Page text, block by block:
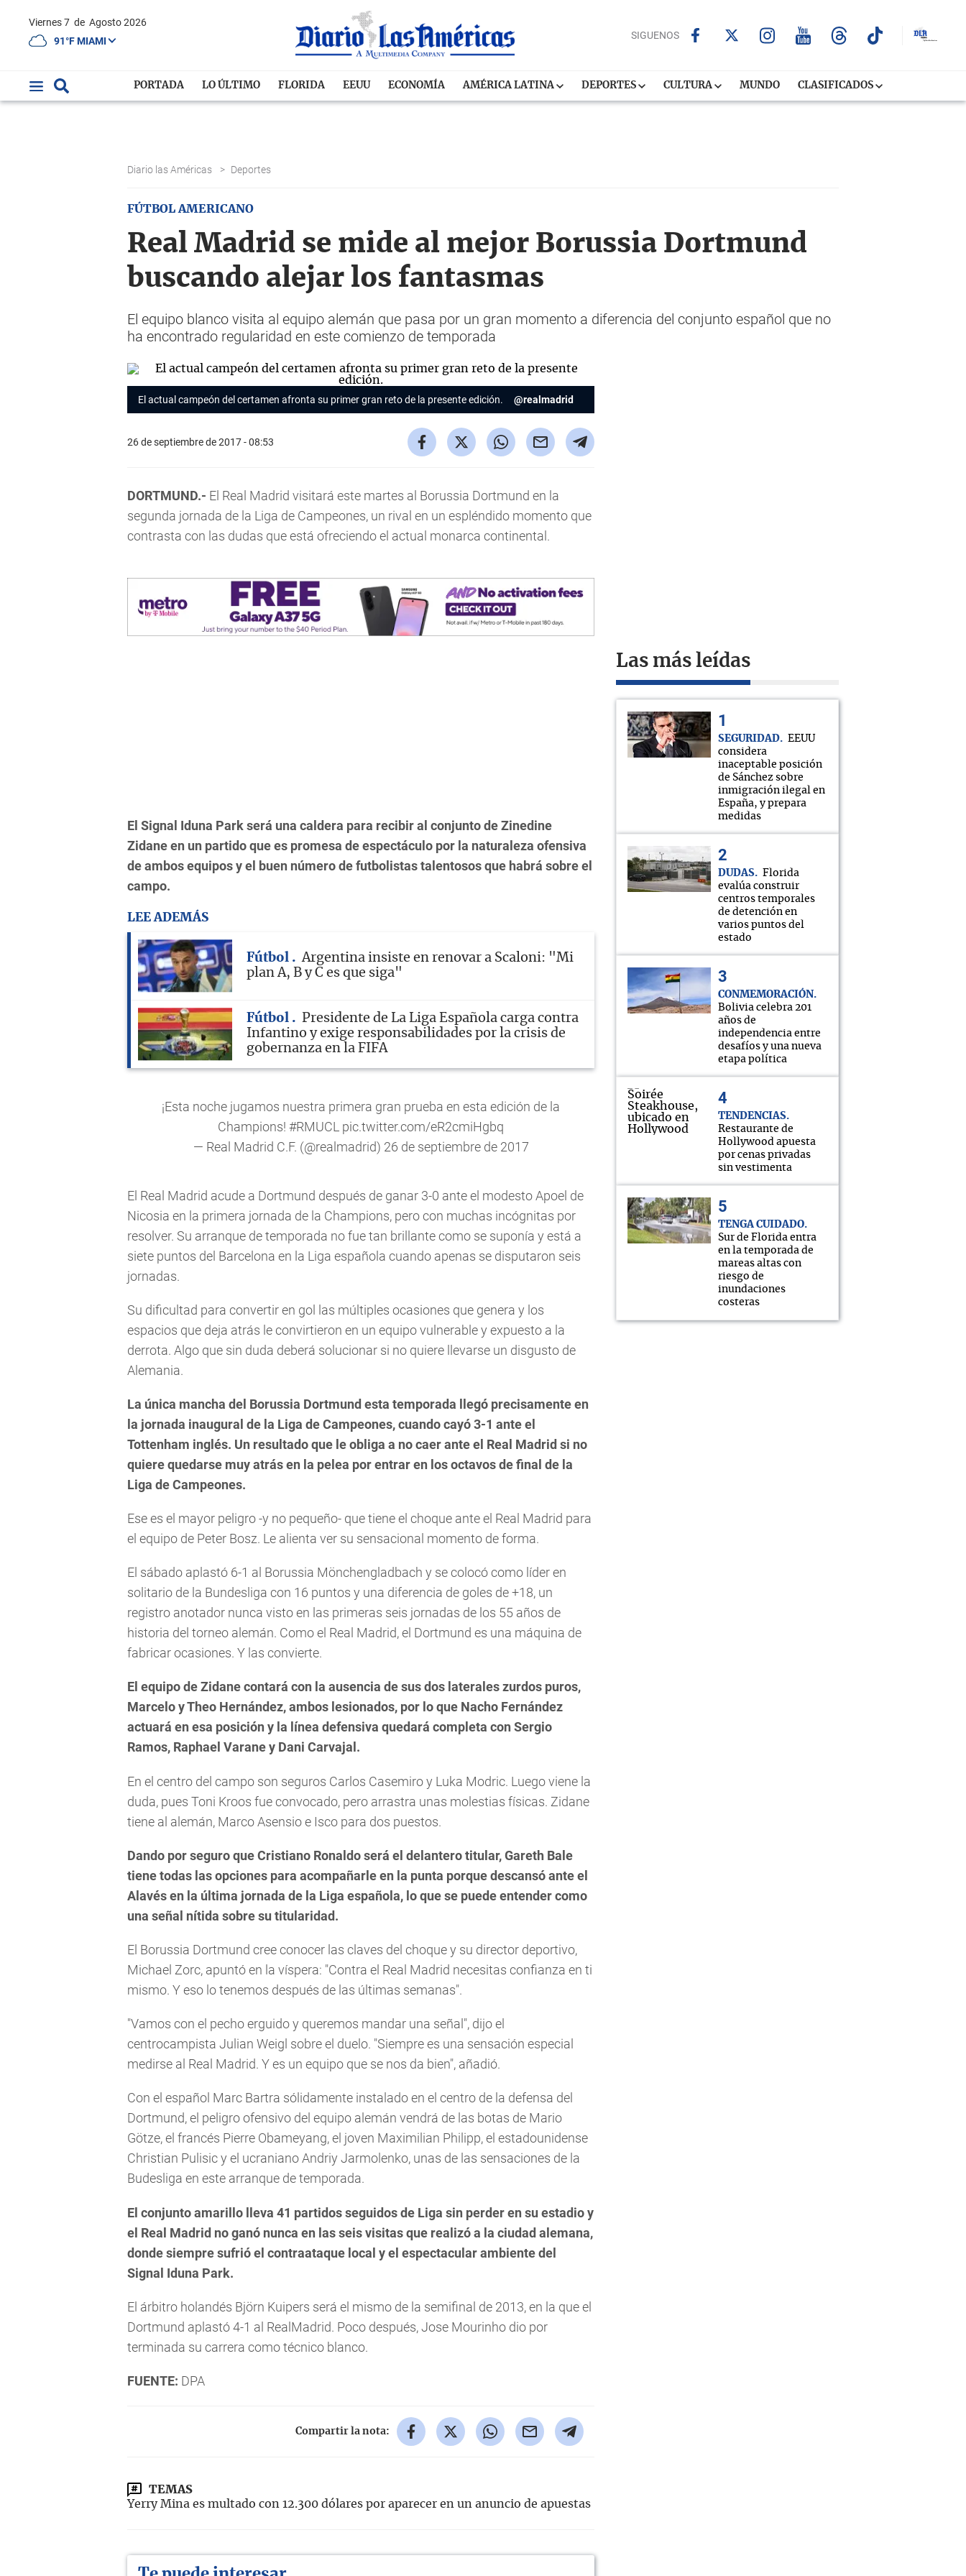
Viernes 7 de Agosto 2026
91°F MIAMI
SIGUENOS
PORTADA LO ÚLTIMO FLORIDA EEUU ECONOMÍA AMÉRICA LATINA DEPORTES CULTURA MUNDO CLASIFICADOS
Diario las Américas > Deportes
FÚTBOL AMERICANO
Real Madrid se mide al mejor Borussia Dortmund
buscando alejar los fantasmas
El equipo blanco visita al equipo alemán que pasa por un gran momento a diferencia del conjunto español que no
ha encontrado regularidad en este comienzo de temporada
El actual campeón del certamen afronta su primer gran reto de la presente edición. @realmadrid
26 de septiembre de 2017 - 08:53
DORTMUND.- El Real Madrid visitará este martes al Borussia Dortmund en la
segunda jornada de la Liga de Campeones, un rival en un espléndido momento que
contrasta con las dudas que está ofreciendo el actual monarca continental.
El Signal Iduna Park será una caldera para recibir al conjunto de Zinedine
Zidane en un partido que es promesa de espectáculo por la naturaleza ofensiva
de ambos equipos y el buen número de futbolistas talentosos que habrá sobre el
campo.
LEE ADEMÁS
Fútbol
Argentina insiste en renovar a Scaloni: "Mi
plan A, B y C es que siga"
Fútbol
Presidente de La Liga Española carga contra
Infantino y exige responsabilidades por la crisis de
gobernanza en la FIFA
¡Esta noche jugamos nuestra primera gran prueba en esta edición de la
Champions! #RMUCL pic.twitter.com/eR2cmiHgbq
— Real Madrid C.F. (@realmadrid) 26 de septiembre de 2017
El Real Madrid acude a Dortmund después de ganar 3-0 ante el modesto Apoel de
Nicosia en la primera jornada de la Champions, pero con muchas incógnitas por
resolver. Su arranque de temporada no fue tan brillante como se suponía y está a
siete puntos del Barcelona en la Liga española cuando apenas se disputaron seis
jornadas.
Su dificultad para convertir en gol las múltiples ocasiones que genera y los
espacios que deja atrás le convirtieron en un equipo vulnerable y expuesto a la
derrota. Algo que sin duda deberá solucionar si no quiere llevarse un disgusto de
Alemania.
La única mancha del Borussia Dortmund esta temporada llegó precisamente en
la jornada inaugural de la Liga de Campeones, cuando cayó 3-1 ante el
Tottenham inglés. Un resultado que le obliga a no caer ante el Real Madrid si no
quiere quedarse muy atrás en la pelea por entrar en los octavos de final de la
Liga de Campeones.
Ese es el mayor peligro -y no pequeño- que tiene el choque ante el Real Madrid para
el equipo de Peter Bosz. Le alienta ver su sensacional momento de forma.
El sábado aplastó 6-1 al Borussia Mönchengladbach y se colocó como líder en
solitario de la Bundesliga con 16 puntos y una diferencia de goles de +18, un
registro anotador nunca visto en las primeras seis jornadas de los 55 años de
historia del torneo alemán. Como el Real Madrid, el Dortmund es una máquina de
fabricar ocasiones. Y las convierte.
El equipo de Zidane contará con la ausencia de sus dos laterales zurdos puros,
Marcelo y Theo Hernández, ambos lesionados, por lo que Nacho Fernández
actuará en esa posición y la línea defensiva quedará completa con Sergio
Ramos, Raphael Varane y Dani Carvajal.
En el centro del campo son seguros Carlos Casemiro y Luka Modric. Luego viene la
duda, pues Toni Kroos fue convocado, pero arrastra unas molestias físicas. Zidane
tiene al alemán, Marco Asensio e Isco para dos puestos.
Dando por seguro que Cristiano Ronaldo será el delantero titular, Gareth Bale
tiene todas las opciones para acompañarle en la punta porque descansó ante el
Alavés en la última jornada de la Liga española, lo que se puede entender como
una señal nítida sobre su titularidad.
El Borussia Dortmund cree conocer las claves del choque y su director deportivo,
Michael Zorc, apuntó en la víspera: "Contra el Real Madrid necesitas confianza en ti
mismo. Y eso lo tenemos después de las últimas semanas".
"Vamos con el pecho erguido y queremos mandar una señal", dijo el
centrocampista Julian Weigl sobre el duelo. "Siempre es una sensación especial
medirse al Real Madrid. Y es un equipo que se nos da bien", añadió.
Con el español Marc Bartra sólidamente instalado en el centro de la defensa del
Dortmund, el peligro ofensivo del equipo alemán vendrá de las botas de Mario
Götze, el francés Pierre Obameyang, el joven Maximilian Philipp, el estadounidense
Christian Pulisic y el ucraniano Andriy Jarmolenko, unas de las sensaciones de la
Budesliga en este arranque de temporada.
El conjunto amarillo lleva 41 partidos seguidos de Liga sin perder en su estadio y
el Real Madrid no ganó nunca en las seis visitas que realizó a la ciudad alemana,
donde siempre sufrió el contraataque local y el espectacular ambiente del
Signal Iduna Park.
El árbitro holandés Björn Kuipers será el mismo de la semifinal de 2013, en la que el
Dortmund aplastó 4-1 al RealMadrid. Poco después, Jose Mourinho dio por
terminada su carrera como técnico blanco.
FUENTE: DPA
Compartir la nota:
TEMAS
Yerry Mina es multado con 12.300 dólares por aparecer en un anuncio de apuestas
Las más leídas
SEGURIDAD
EEUU
considera
inaceptable posición
de Sánchez sobre
inmigración ilegal en
España, y prepara
medidas
DUDAS
Florida
evalúa construir
centros temporales
de detención en
varios puntos del
estado
CONMEMORACIÓN
Bolivia celebra 201
años de
independencia entre
desafíos y una nueva
etapa política
TENDENCIAS
Restaurante de
Hollywood apuesta
por cenas privadas
sin vestimenta
TENGA CUIDADO
Sur de Florida entra
en la temporada de
mareas altas con
riesgo de
inundaciones
costeras